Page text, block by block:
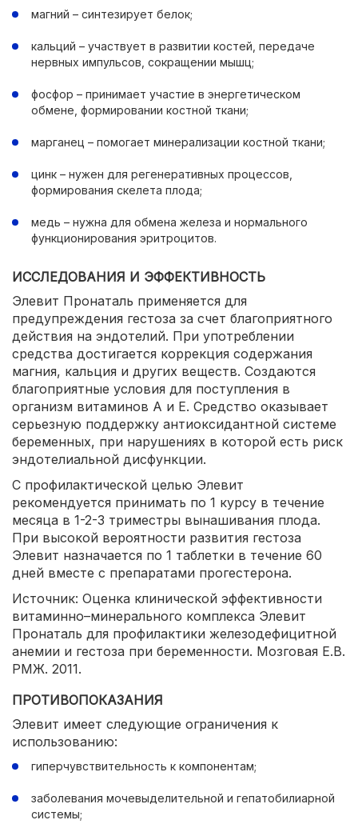
магний – синтезирует белок;
кальций – участвует в развитии костей, передаче
нервных импульсов, сокращении мышц;
фосфор – принимает участие в энергетическом
обмене, формировании костной ткани;
марганец – помогает минерализации костной ткани;
цинк – нужен для регенеративных процессов,
формирования скелета плода;
медь – нужна для обмена железа и нормального
функционирования эритроцитов.
ИССЛЕДОВАНИЯ И ЭФФЕКТИВНОСТЬ
Элевит Пронаталь применяется для
предупреждения гестоза за счет благоприятного
действия на эндотелий. При употреблении
средства достигается коррекция содержания
магния, кальция и других веществ. Создаются
благоприятные условия для поступления в
организм витаминов А и Е. Средство оказывает
серьезную поддержку антиоксидантной системе
беременных, при нарушениях в которой есть риск
эндотелиальной дисфункции.
С профилактической целью Элевит
рекомендуется принимать по 1 курсу в течение
месяца в 1-2-3 триместры вынашивания плода.
При высокой вероятности развития гестоза
Элевит назначается по 1 таблетки в течение 60
дней вместе с препаратами прогестерона.
Источник: Оценка клинической эффективности
витаминно–минерального комплекса Элевит
Пронаталь для профилактики железодефицитной
анемии и гестоза при беременности. Мозговая Е.В.
РМЖ. 2011.
ПРОТИВОПОКАЗАНИЯ
Элевит имеет следующие ограничения к
использованию:
гиперчувствительность к компонентам;
заболевания мочевыделительной и гепатобилиарной
системы;